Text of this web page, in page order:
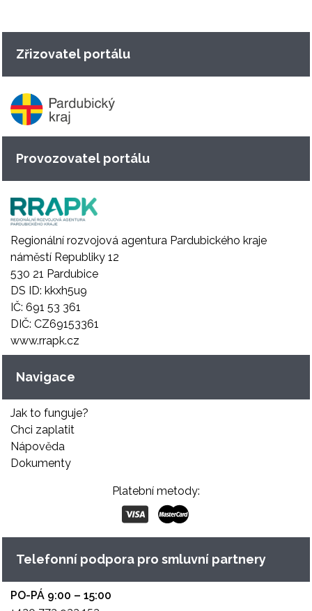
Zřizovatel portálu
Provozovatel portálu
Regionální rozvojová agentura Pardubického kraje
náměstí Republiky 12
530 21 Pardubice
DS ID: kkxh5u9
IČ: 691 53 361
DIČ: CZ69153361
www.rrapk.cz
Navigace
Jak to funguje?
Chci zaplatit
Nápověda
Dokumenty
Platební metody:
Telefonní podpora pro smluvní partnery
PO-PÁ 9:00 – 15:00